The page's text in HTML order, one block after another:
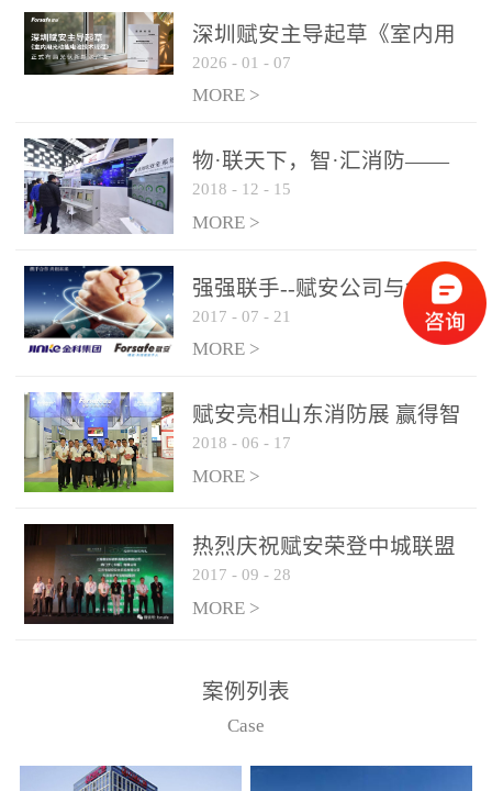
传统的火灾关测器无法被
及时缺发，不能及早发现
和有效扑救火火，这不仅
力和闲难，同时也将造成
巨大的经济损失和社会影
响，基至还会造成人员伤
亡。图像型火灾探测器正
是针对这种高大空间建筑
物的消防设施、设备通过
现场图像的实时获取、预
处理和特征提取分析，实
现火焰的跟踪和识别。能
更早的进行预警，达到早
报早防的效果。 系统构
成示意图： 图像型火灾
和监控端两大部分组成。
两者之间通过以太网相
联，一台监控主机最多可
从监控主机上获取，最多
只能接6台，超过的需从现
深圳赋安主导起草《室内用
光动能电池技术规程》 正式
布局光伏新能源产业
2026 - 01 - 07
MORE >
物·联天下，智·汇消防——
赋安F&S 2018上海消防展圆
满落幕
2018 - 12 - 15
MORE >
强强联手--赋安公司与金科
集团达成战略合作协议
2017 - 07 - 21
MORE >
赋安亮相山东消防展 赢得智
慧消防新荣耀
2018 - 06 - 17
MORE >
热烈庆祝赋安荣登中城联盟
联合采购战略合作平台
2017 - 09 - 28
MORE >
案例列表
Case